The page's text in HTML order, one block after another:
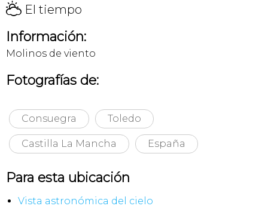
H El tiempo
Información:
Molinos de viento
Fotografías de:
Consuegra Toledo
Castilla La Mancha España
Para esta ubicación
Vista astronómica del cielo